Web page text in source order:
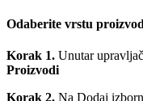
Odaberite vrstu
Korak 1. Unutar
Proizvodi
Korak 2. Na Dodaj